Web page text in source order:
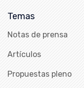
Temas
Notas de prensa
Artículos
Propuestas pleno